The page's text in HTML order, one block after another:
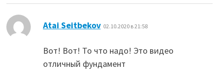
Atai Seitbekov: 02.10.2020 в 21:58
Вот! Вот! То что надо! Это видео
отличный фундамент